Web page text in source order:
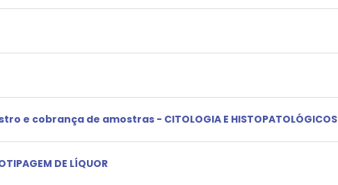
e cobrança de amostras - CITOLOGIA E HISTOPATOLÓGICOS
DE LÍQUOR